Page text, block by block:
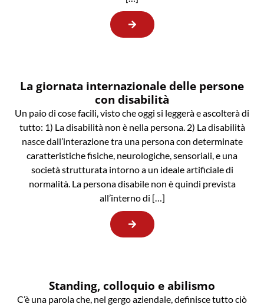
La giornata internazionale delle persone
con disabilità
Un paio di cose facili, visto che oggi si leggerà e ascolterà di
tutto: 1) La disabilità non è nella persona. 2) La disabilità
nasce dall’interazione tra una persona con determinate
caratteristiche fisiche, neurologiche, sensoriali, e una
società strutturata intorno a un ideale artificiale di
normalità. La persona disabile non è quindi prevista
all’interno di […]
Standing, colloquio e abilismo
C’è una parola che, nel gergo aziendale, definisce tutto ciò